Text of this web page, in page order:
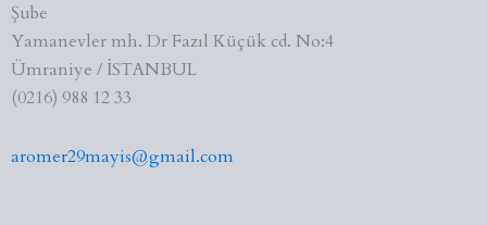
Şube
Yamanevler mh. Dr Fazıl Küçük cd. No:4
Ümraniye / İSTANBUL
(0216) 988 12 33
aromer29mayis@gmail.com